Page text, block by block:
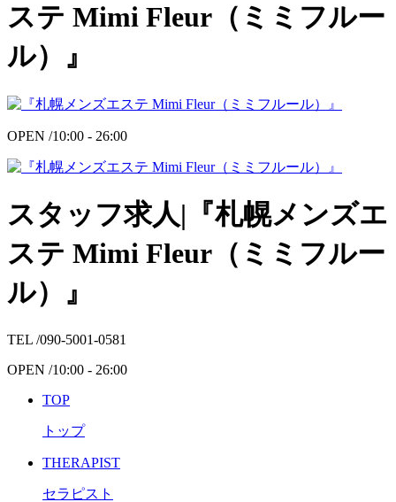
ステ Mimi Fleur（ミミフルー
ル）』
OPEN /10:00 - 26:00
スタッフ求人|『札幌メンズエ
ステ Mimi Fleur（ミミフルー
ル）』
TEL /090-5001-0581
OPEN /10:00 - 26:00
TOP
トップ
THERAPIST
セラピスト